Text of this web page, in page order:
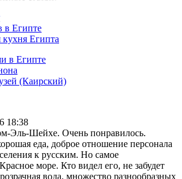
в Египте
Египта
в Египте
(Каирский)
18:38
Эль-Шейхе. Очень понравилось.
еда, доброе отношение персонала
к русским. Но самое
море. Кто видел его, не забудет
вода, множество разнообразных